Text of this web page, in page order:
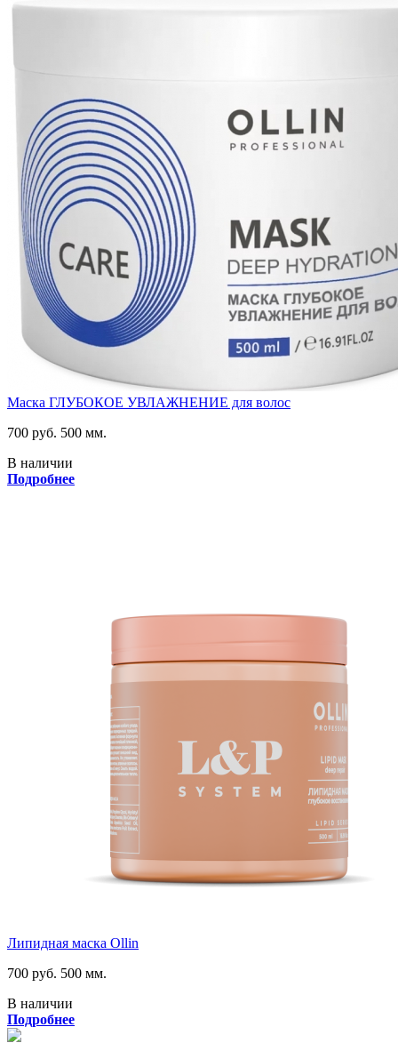
Маска ГЛУБОКОЕ УВЛАЖНЕНИЕ для волос
700 руб. 500 мм.
В наличии
Подробнее
Липидная маска Ollin
700 руб. 500 мм.
В наличии
Подробнее